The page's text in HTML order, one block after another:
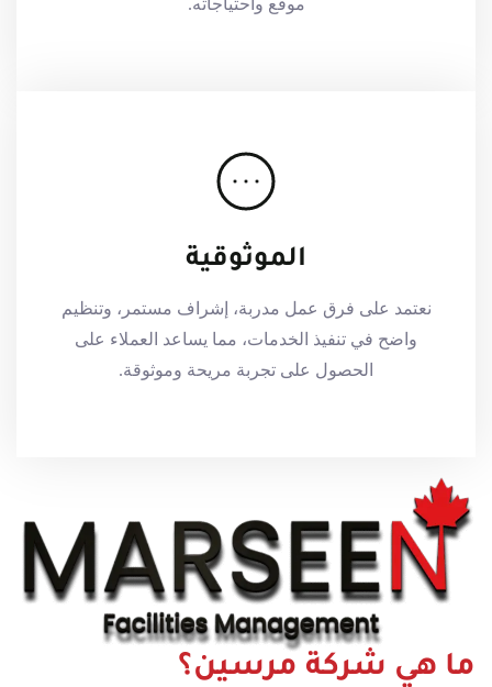
موقع واحتياجاته.
الموثوقية
نعتمد على فرق عمل مدربة، إشراف مستمر، وتنظيم
واضح في تنفيذ الخدمات، مما يساعد العملاء على
الحصول على تجربة مريحة وموثوقة.
ما هي شركة مرسين؟